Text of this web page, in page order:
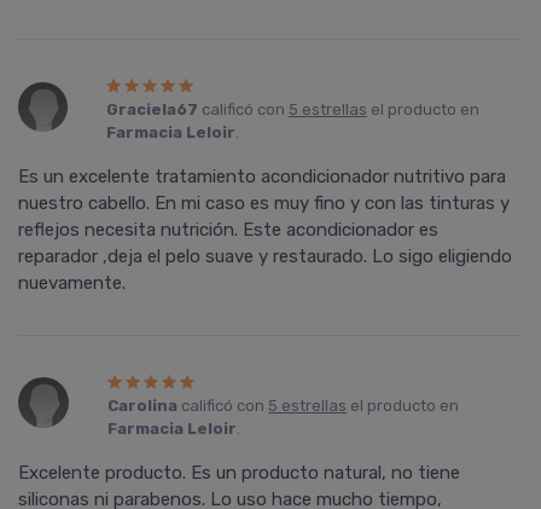
Graciela67 calificó con 5 estrellas el producto en
Farmacia Leloir.
Es un excelente tratamiento acondicionador nutritivo para
nuestro cabello. En mi caso es muy fino y con las tinturas y
reflejos necesita nutrición. Este acondicionador es
reparador ,deja el pelo suave y restaurado. Lo sigo eligiendo
nuevamente.
Carolina calificó con 5 estrellas el producto en
Farmacia Leloir.
Excelente producto. Es un producto natural, no tiene
siliconas ni parabenos. Lo uso hace mucho tiempo,